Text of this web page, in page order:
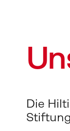
Die